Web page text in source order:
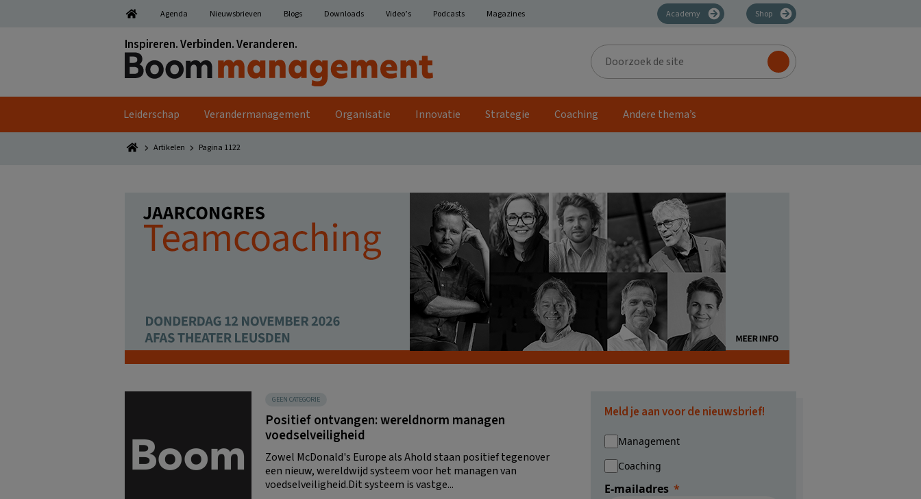
Agenda Nieuwsbrieven Blogs Downloads Video’s Podcasts Magazines Academy Shop
Inspireren. Verbinden. Veranderen.
Doorzoek
de
site
Leiderschap Verandermanagement Organisatie Innovatie Strategie Coaching Andere thema’s
Artikelen Pagina 1122
GEEN CATEGORIE
Positief ontvangen: wereldnorm managen
voedselveiligheid
Zowel McDonald's Europe als Ahold staan positief tegenover
een nieuw, wereldwijd systeem voor het managen van
voedselveiligheid.Dit systeem is vastge...
Meld je aan voor de nieuwsbrief!
Management
Coaching
E-mailadres